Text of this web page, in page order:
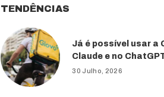
TENDÊNCIAS
Já é possível usar a
Claude e no
30 Julho, 2026